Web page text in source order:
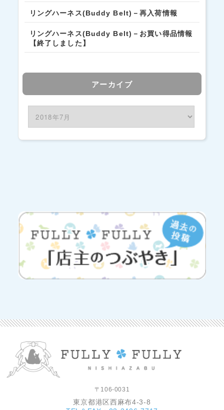
リングハーネス(Buddy Belt)－再入荷情報
リングハーネス(Buddy Belt)－お買い得品情報
【終了しました】
アーカイブ
〒106-0031
東京都港区西麻布4-3-8